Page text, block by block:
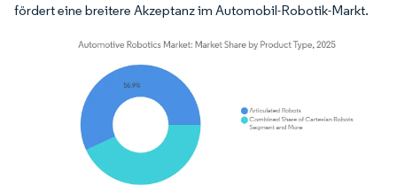
fördert eine breitere Akzeptanz im Automobil-Robotik-Markt.